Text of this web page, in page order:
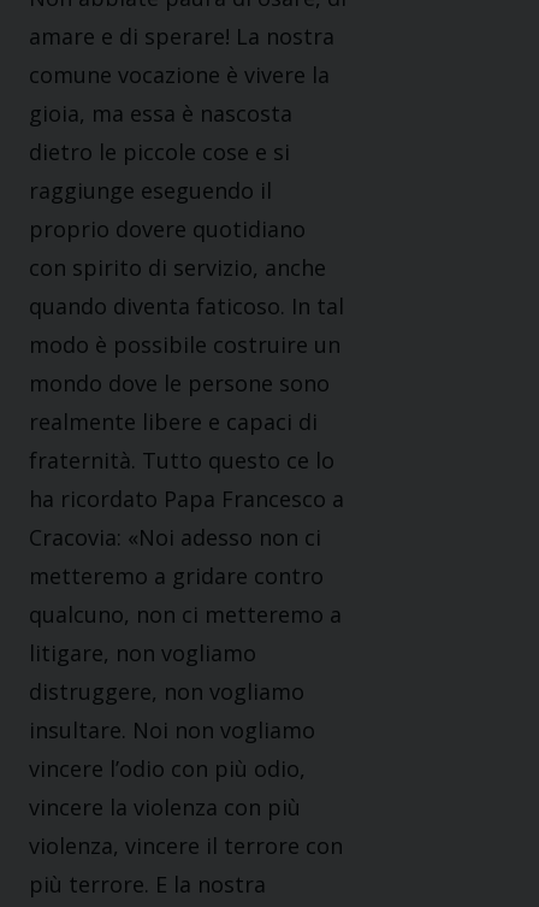
amare e di sperare! La nostra
comune vocazione è vivere la
gioia, ma essa è nascosta
dietro le piccole cose e si
raggiunge eseguendo il
proprio dovere quotidiano
con spirito di servizio, anche
quando diventa faticoso. In tal
modo è possibile costruire un
mondo dove le persone sono
realmente libere e capaci di
fraternità. Tutto questo ce lo
ha ricordato Papa Francesco a
Cracovia: «Noi adesso non ci
metteremo a gridare contro
qualcuno, non ci metteremo a
litigare, non vogliamo
distruggere, non vogliamo
insultare. Noi non vogliamo
vincere l’odio con più odio,
vincere la violenza con più
violenza, vincere il terrore con
più terrore. E la nostra